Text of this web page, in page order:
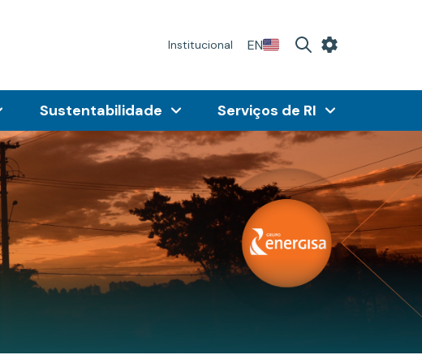
Institucional EN
Sustentabilidade Serviços de RI